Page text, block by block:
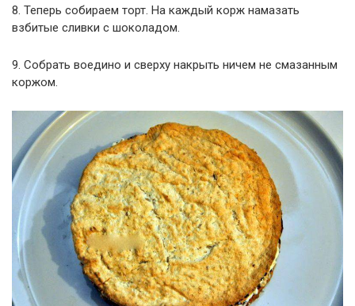
8. Теперь собираем торт. На каждый корж намазать
взбитые сливки с шоколадом.
9. Собрать воедино и сверху накрыть ничем не смазанным
коржом.